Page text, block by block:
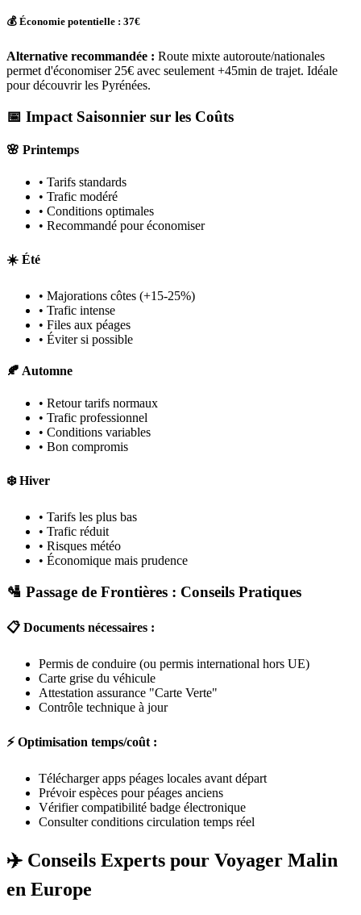
💰 Économie potentielle : 37€
Alternative recommandée : Route mixte autoroute/nationales
permet d'économiser 25€ avec seulement +45min de trajet. Idéale
pour découvrir les Pyrénées.
📅 Impact Saisonnier sur les Coûts
🌸 Printemps
• Tarifs standards
• Trafic modéré
• Conditions optimales
• Recommandé pour économiser
☀️ Été
• Majorations côtes (+15-25%)
• Trafic intense
• Files aux péages
• Éviter si possible
🍂 Automne
• Retour tarifs normaux
• Trafic professionnel
• Conditions variables
• Bon compromis
❄️ Hiver
• Tarifs les plus bas
• Trafic réduit
• Risques météo
• Économique mais prudence
🛂 Passage de Frontières : Conseils Pratiques
📋 Documents nécessaires :
Permis de conduire (ou permis international hors UE)
Carte grise du véhicule
Attestation assurance "Carte Verte"
Contrôle technique à jour
⚡ Optimisation temps/coût :
Télécharger apps péages locales avant départ
Prévoir espèces pour péages anciens
Vérifier compatibilité badge électronique
Consulter conditions circulation temps réel
✈️ Conseils Experts pour Voyager Malin
en Europe